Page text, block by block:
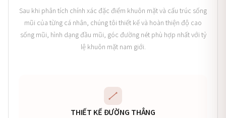
Sau khi phân tích chính xác đặc điểm khuôn mặt và cấu trúc sống
mũi của từng cá nhân, chúng tôi thiết kế và hoàn thiện độ cao
sống mũi, hình dạng đầu mũi, góc đường nét phù hợp nhất với tỷ
lệ khuôn mặt nam giới.
THIẾT KẾ ĐƯỜNG THẲNG